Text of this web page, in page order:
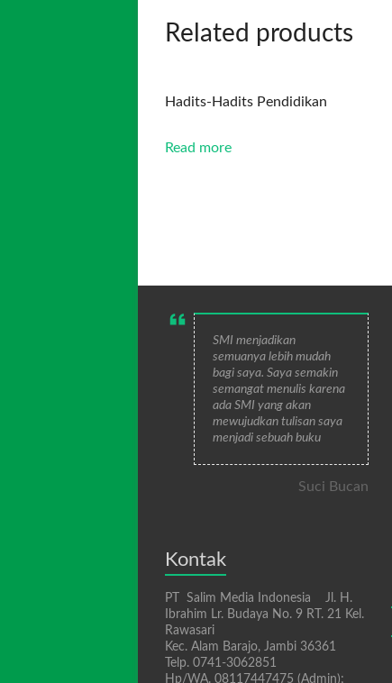
Related products
Hadits-Hadits Pendidikan
Read more
SMI menjadikan
semuanya lebih mudah
bagi saya. Saya semakin
semangat menulis karena
ada SMI yang akan
mewujudkan tulisan saya
menjadi sebuah buku
Suci Bucan
Kontak
PT Salim Media Indonesia Jl. H.
Ibrahim Lr. Budaya No. 9 RT. 21 Kel.
Rawasari
Kec. Alam Barajo, Jambi 36361
Telp. 0741-3062851
Hp/WA. 08117447475 (Admin);